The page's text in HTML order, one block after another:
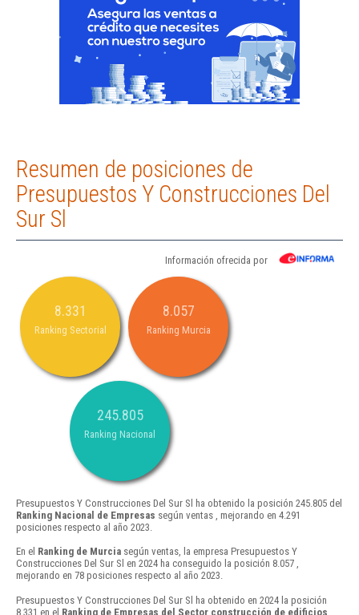
Resumen de posiciones de
Presupuestos Y Construcciones Del
Sur Sl
Información ofrecida por
8.331
Ranking Sectorial
8.057
Ranking Murcia
245.805
Ranking Nacional
Presupuestos Y Construcciones Del Sur Sl ha obtenido la posición 245.805 del
Ranking Nacional de Empresas según ventas , mejorando en 4.291
posiciones respecto al año 2023.
En el Ranking de Murcia según ventas, la empresa Presupuestos Y
Construcciones Del Sur Sl en 2024 ha conseguido la posición 8.057 ,
mejorando en 78 posiciones respecto al año 2023.
Presupuestos Y Construcciones Del Sur Sl ha obtenido en 2024 la posición
8.331 en el Ranking de Empresas del Sector construcción de edificios